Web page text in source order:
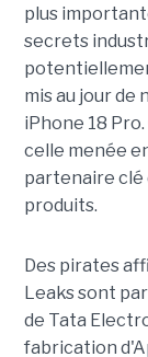
plus
secrets
mis au jour
iPhone 18
celle menée
partenaire clé
produits.
Des pirates
Leaks sont
de Tata
fabrication